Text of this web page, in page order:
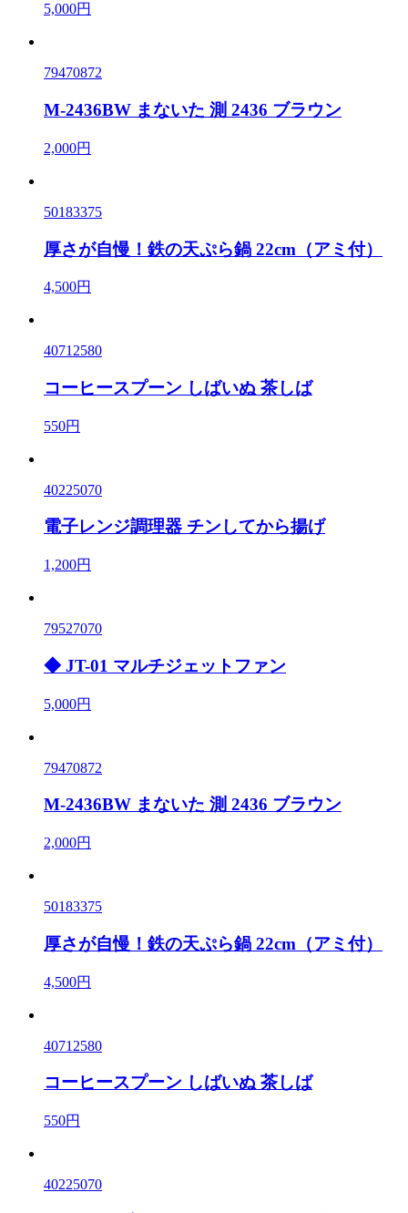
5,000円
79470872
M-2436BW まないた 測 2436 ブラウン
2,000円
50183375
厚さが自慢！鉄の天ぷら鍋 22cm（アミ付）
4,500円
40712580
コーヒースプーン しばいぬ 茶しば
550円
40225070
電子レンジ調理器 チンしてから揚げ
1,200円
79527070
◆ JT-01 マルチジェットファン
5,000円
79470872
M-2436BW まないた 測 2436 ブラウン
2,000円
50183375
厚さが自慢！鉄の天ぷら鍋 22cm（アミ付）
4,500円
40712580
コーヒースプーン しばいぬ 茶しば
550円
40225070